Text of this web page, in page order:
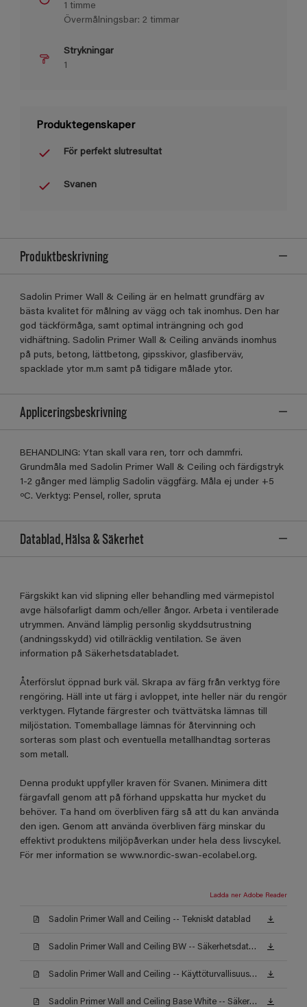
1 timme
Övermålningsbar: 2 timmar
Strykningar
1
Produktegenskaper
För perfekt slutresultat
Svanen
Produktbeskrivning
Sadolin Primer Wall & Ceiling är en helmatt grundfärg av
bästa kvalitet för målning av vägg och tak inomhus. Den har
god täckförmåga, samt optimal inträngning och god
vidhäftning. Sadolin Primer Wall & Ceiling används inomhus
på puts, betong, lättbetong, gipsskivor, glasfiberväv,
spacklade ytor m.m samt på tidigare målade ytor.
Appliceringsbeskrivning
BEHANDLING: Ytan skall vara ren, torr och dammfri.
Grundmåla med Sadolin Primer Wall & Ceiling och färdigstryk
1-2 gånger med lämplig Sadolin väggfärg. Måla ej under +5
ºC. Verktyg: Pensel, roller, spruta
Datablad, Hälsa & Säkerhet
Färgskikt kan vid slipning eller behandling med värmepistol
avge hälsofarligt damm och/eller ångor. Arbeta i ventilerade
utrymmen. Använd lämplig personlig skyddsutrustning
(andningsskydd) vid otillräcklig ventilation. Se även
information på Säkerhetsdatabladet.
Återförslut öppnad burk väl. Skrapa av färg från verktyg före
rengöring. Häll inte ut färg i avloppet, inte heller när du rengör
verktygen. Flytande färgrester och tvättvätska lämnas till
miljöstation. Tomemballage lämnas för återvinning och
sorteras som plast och eventuella metallhandtag sorteras
som metall.
Denna produkt uppfyller kraven för Svanen. Minimera ditt
färgavfall genom att på förhand uppskatta hur mycket du
behöver. Ta hand om överbliven färg så att du kan använda
den igen. Genom att använda överbliven färg minskar du
effektivt produktens miljöpåverkan under hela dess livscykel.
För mer information se www.nordic-swan-ecolabel.org.
Ladda ner Adobe Reader
Sadolin Primer Wall and Ceiling -- Tekniskt datablad
Sadolin Primer Wall and Ceiling BW -- Säkerhetsdatablad
Sadolin Primer Wall and Ceiling -- Käyttöturvallisuustiedote
Sadolin Primer Wall and Ceiling Base White -- Säkerhetsdatablad